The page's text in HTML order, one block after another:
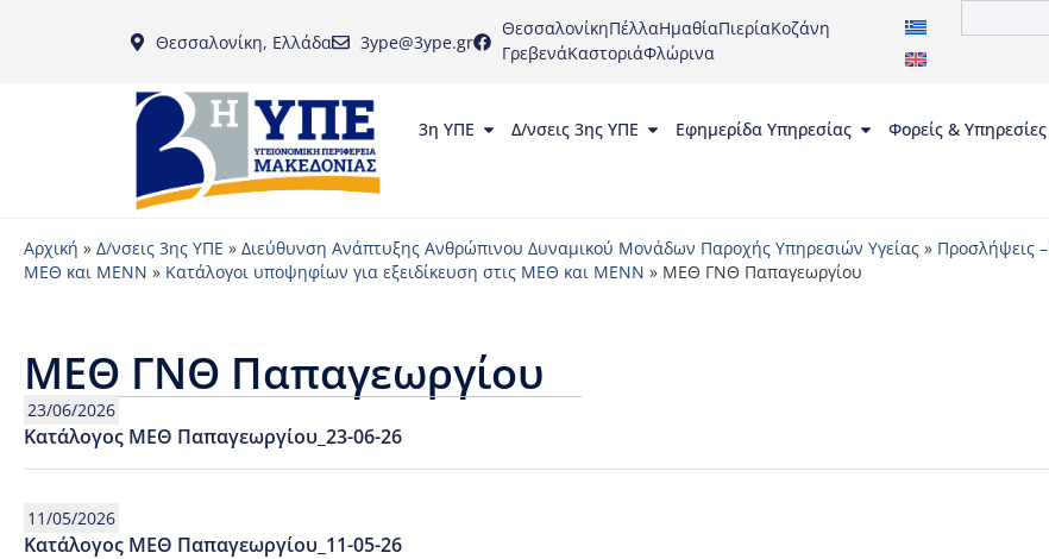
Θεσσαλονίκη, Ελλάδα 3ype@3ype.gr
ΘεσσαλονίκηΠέλλαΗμαθίαΠιερίαΚοζάνη
ΓρεβενάΚαστοριάΦλώρινα
3η ΥΠΕ Δ/νσεις 3ης ΥΠΕ Εφημερίδα Υπηρεσίας Φορείς & Υπηρεσίες
Αρχική » Δ/νσεις 3ης ΥΠΕ » Διεύθυνση Ανάπτυξης Ανθρώπινου Δυναμικού Μονάδων Παροχής Υπηρεσιών Υγείας » Προσλήψεις –
ΜΕΘ και ΜΕΝΝ » Κατάλογοι υποψηφίων για εξειδίκευση στις ΜΕΘ και ΜΕΝΝ » ΜΕΘ ΓΝΘ Παπαγεωργίου
ΜΕΘ ΓΝΘ Παπαγεωργίου
23/06/2026
Κατάλογος ΜΕΘ Παπαγεωργίου_23-06-26
11/05/2026
Κατάλογος ΜΕΘ Παπαγεωργίου_11-05-26